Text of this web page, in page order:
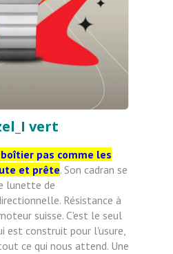
vert
pas comme les
et prête. Son cadran se
lunette de
Résistance à
suisse. C'est le seul
est construit pour l'usure,
ce qui nous attend. Une